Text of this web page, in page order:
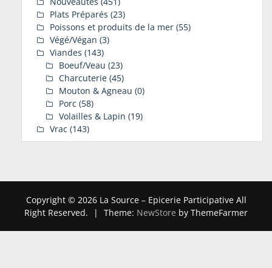
Plats Préparés (23)
Poissons et produits de la mer (55)
Végé/Végan (3)
Viandes (143)
Boeuf/Veau (23)
Charcuterie (45)
Mouton & Agneau (0)
Porc (58)
Volailles & Lapin (19)
Vrac (143)
Copyright © 2026 La Source – Epicerie Participative All
Right Reserved.
| Theme: NewStore by ThemeFarmer